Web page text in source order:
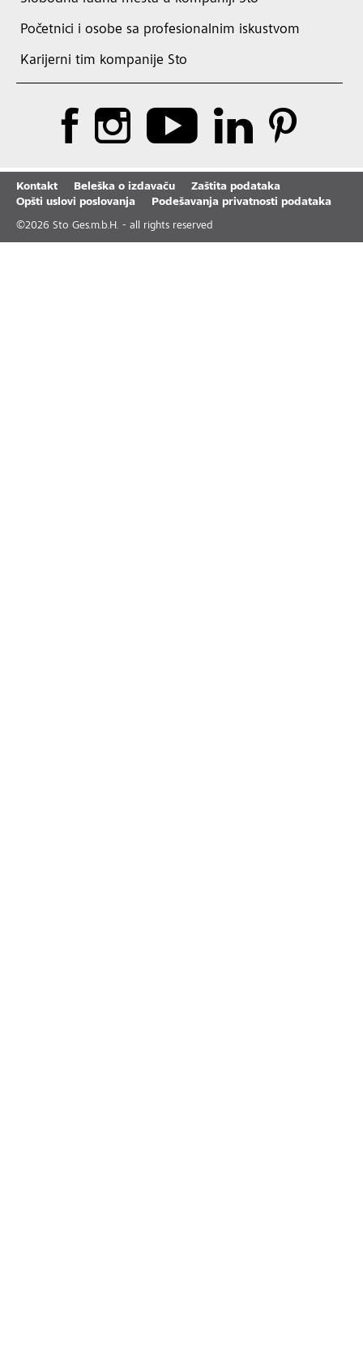
Početnici i osobe sa profesionalnim iskustvom
Karijerni tim kompanije Sto
Kontakt Beleška o izdavaču
Zaštita podataka
Opšti uslovi poslovanja
Podešavanja privatnosti podataka
©2026 Sto Ges.m.b.H. - all rights reserved